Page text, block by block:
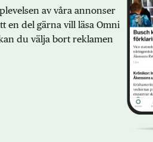
av våra annonser
en del gärna vill läsa Omni
du välja bort reklamen